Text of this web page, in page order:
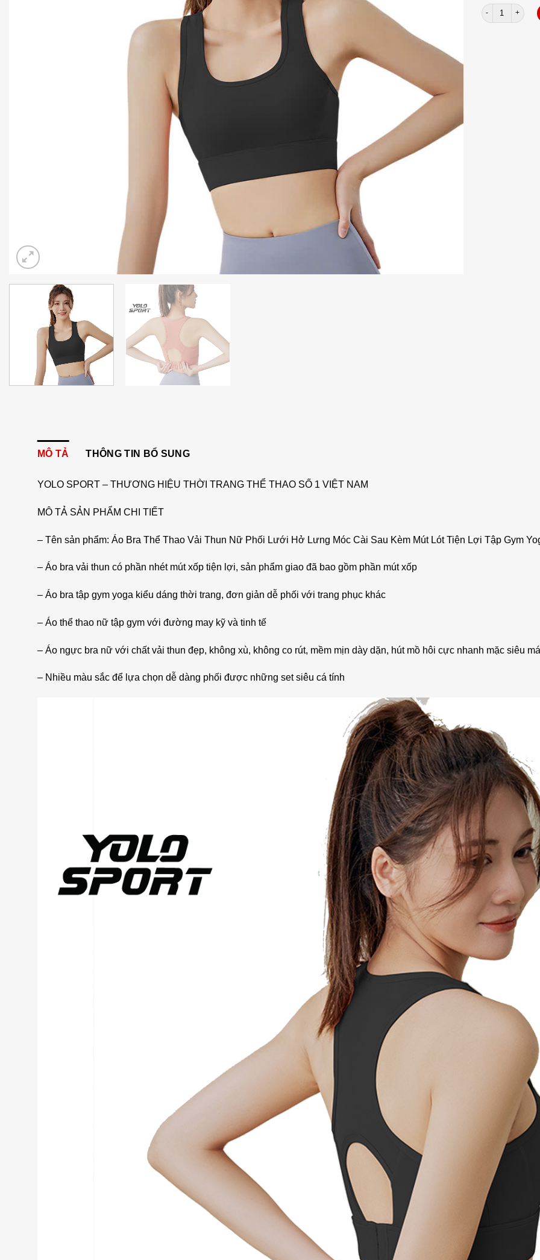
Áo bra lưới lưng
MÔ TẢ THÔNG TIN BỔ SUNG
YOLO SPORT – THƯƠNG HIỆU THỜI TRANG THỂ THAO SỐ 1 VIỆT NAM
MÔ TẢ SẢN PHẨM CHI TIẾT
– Tên sản phẩm: Áo Bra Thể Thao Vải Thun Nữ Phối Lưới Hở Lưng Móc Cài Sau Kèm Mút Lót Tiện Lợi Tập Gym
– Áo bra vải thun có phần nhét mút xốp tiện lợi, sản phẩm giao đã bao gồm phần mút xốp
– Áo bra tập gym yoga kiểu dáng thời trang, đơn giản dễ phối với trang phục khác
– Áo thể thao nữ tập gym với đường may kỹ và tinh tế
– Áo ngực bra nữ với chất vải thun đẹp, không xù, không co rút, mềm mịn dày dặn, hút mồ hôi cực nhanh mặc siêu
– Nhiều màu sắc để lựa chọn dễ dàng phối được những set siêu cá tính